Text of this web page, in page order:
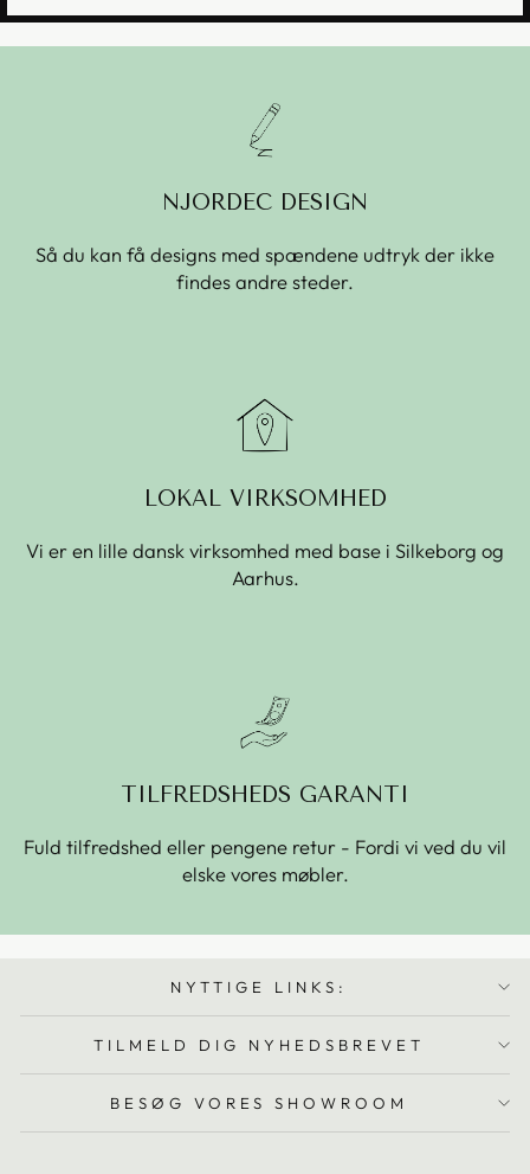
NJORDEC DESIGN
Så du kan få designs med spændene udtryk der ikke
findes andre steder.
LOKAL VIRKSOMHED
Vi er en lille dansk virksomhed med base i Silkeborg og
Aarhus.
TILFREDSHEDS GARANTI
Fuld tilfredshed eller pengene retur - Fordi vi ved du vil
elske vores møbler.
NYTTIGE LINKS:
TILMELD DIG NYHEDSBREVET
BESØG VORES SHOWROOM